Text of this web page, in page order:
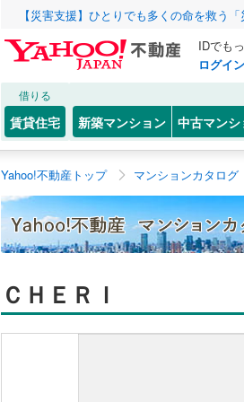
【災害支援】ひとりでも多くの命を救う
IDでも
ログイン
借りる
賃貸住宅 新築マンション 中古マンシ
Yahoo!不動産トップ マンションカタログ
ＣＨＥＲＩ